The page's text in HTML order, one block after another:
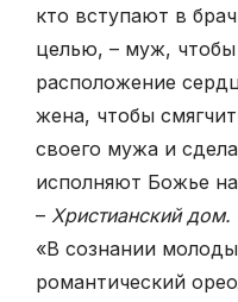
кто вступают в
целью, – муж, чтобы
расположение
жена, чтобы
своего мужа и
исполняют Божье
– Христианский
«В сознании
романтический